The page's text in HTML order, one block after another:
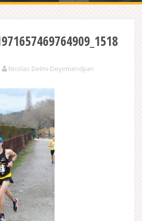
Nicolas Delmi-Deyirmendjian